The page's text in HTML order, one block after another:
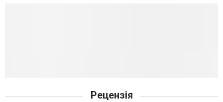
Рецензія